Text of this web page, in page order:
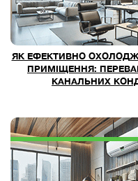
ЯК ЕФЕКТИВНО
ПРИМІЩЕННЯ:
КАНАЛЬНИХ